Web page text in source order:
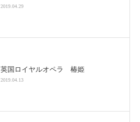
2019.04.29
英国ロイヤルオペラ 椿姫
2019.04.13